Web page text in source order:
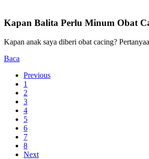
Kapan Balita Perlu Minum Obat
Kapan anak saya diberi obat cacing?
Baca
Previous
1
2
3
4
5
6
7
8
Next